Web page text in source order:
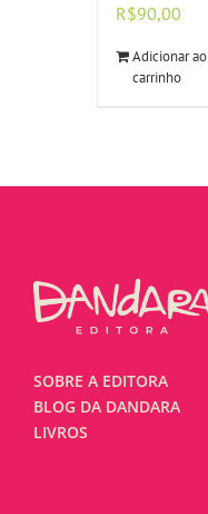
R$90,00
Adicionar ao
carrinho
SOBRE A EDITORA
BLOG DA DANDARA
LIVROS